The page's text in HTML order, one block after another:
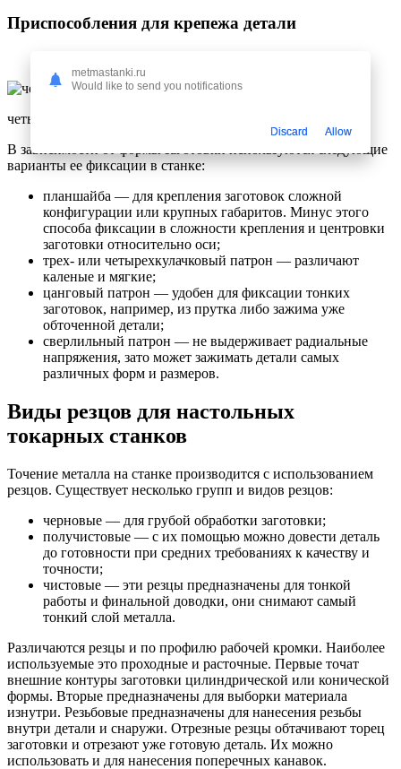
Приспособления для крепежа детали
четырехкулачковый патрон
В зависимости от формы заготовки используются следующие
варианты ее фиксации в станке:
планшайба — для крепления заготовок сложной
конфигурации или крупных габаритов. Минус этого
способа фиксации в сложности крепления и центровки
заготовки относительно оси;
трех- или четырехкулачковый патрон — различают
каленые и мягкие;
цанговый патрон — удобен для фиксации тонких
заготовок, например, из прутка либо зажима уже
обточенной детали;
сверлильный патрон — не выдерживает радиальные
напряжения, зато может зажимать детали самых
различных форм и размеров.
Виды резцов для настольных
токарных станков
Точение металла на станке производится с использованием
резцов. Существует несколько групп и видов резцов:
черновые — для грубой обработки заготовки;
получистовые — с их помощью можно довести деталь
до готовности при средних требованиях к качеству и
точности;
чистовые — эти резцы предназначены для тонкой
работы и финальной доводки, они снимают самый
тонкий слой металла.
Различаются резцы и по профилю рабочей кромки. Наиболее
используемые это проходные и расточные. Первые точат
внешние контуры заготовки цилиндрической или конической
формы. Вторые предназначены для выборки материала
изнутри. Резьбовые предназначены для нанесения резьбы
внутри детали и снаружи. Отрезные резцы обтачивают торец
заготовки и отрезают уже готовую деталь. Их можно
использовать и для нанесения поперечных канавок.
metmastanki.ru
Would like to send you notifications
Discard Allow